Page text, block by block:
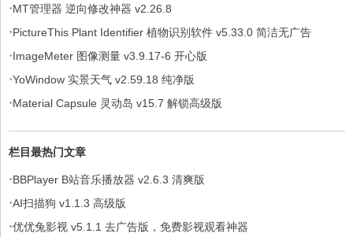
·MT管理器 逆向修改神器 v2.26.8
·PictureThis Plant Identifier 植物识别软件 v5.33.0 简洁无广告
·ImageMeter 图像测量 v3.9.17-6 开心版
·YoWindow 实景天气 v2.59.18 纯净版
·Material Capsule 灵动岛 v15.7 解锁高级版
栏目最热门文章
·BBPlayer B站音乐播放器 v2.6.3 清爽版
·AI扫描狗 v1.1.3 高级版
·优优兔影视 v5.1.1 去广告版，免费影视观看神器